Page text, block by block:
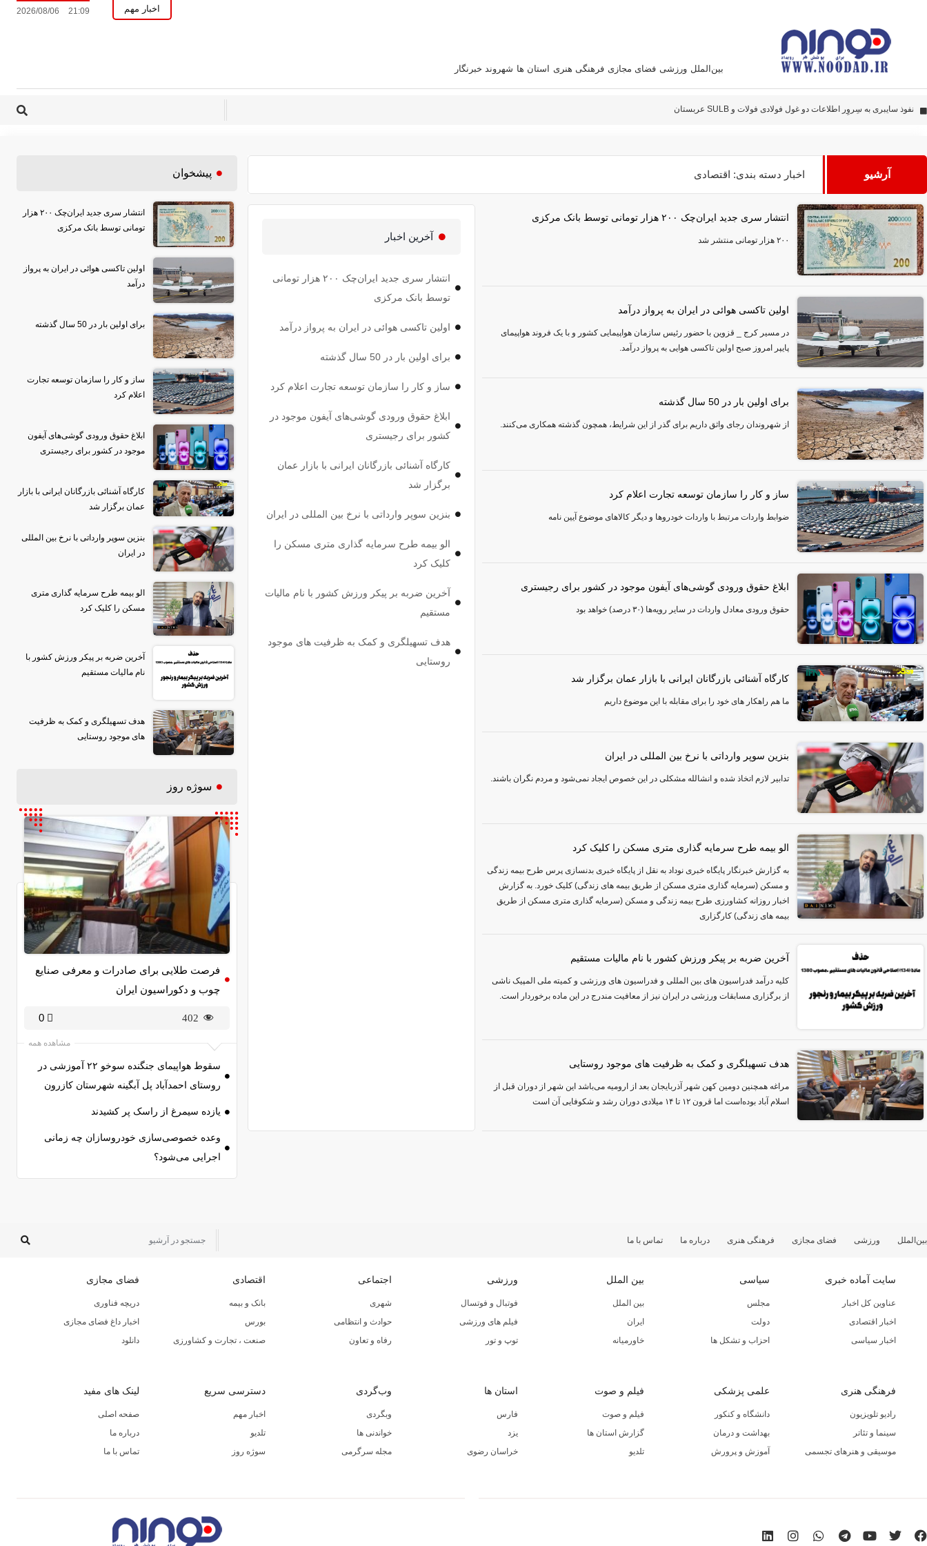
اخبار مهم 21:09
2026/08/06
بین‌الملل ورزشی فضای مجازی فرهنگی هنری استان‌ ها شهروند خبرنگار
نفوذ سایبری به سِروِر اطلاعات دو غول فولادی فولات و SULB عربستان
دادستانی تهران به شخصیت‌های سیاسی و صاحبان تریبون، تذکر داد
این سامانه متخصص زدن هواپیما آمریکائی است
پهپاد‌های ایران به نقاط مهمی اصابت کرده‌اند
آرشیو اخبار دسته بندی: اقتصادی
انتشار سری جدید ایران‌چک ۲۰۰ هزار تومانی توسط بانک مرکزی
۲۰۰ هزار تومانی منتشر شد
اولین تاکسی هوائی در ایران به پرواز درآمد
در مسیر کرج _ قزوین با حضور رئیس سازمان هواپیمایی کشور و با یک فروند هواپیمای
پایپر امروز صبح اولین تاکسی هوایی به پرواز درآمد.
برای اولین بار در 50 سال گذشته
از شهروندان رجای واثق داریم برای گذر از این شرایط، همچون گذشته همکاری می‌کنند.
ساز و کار را سازمان توسعه تجارت اعلام کرد
ضوابط واردات مرتبط با واردات خودرو‌ها و دیگر کالا‌های موضوع آیین نامه
ابلاغ حقوق ورودی گوشی‌های آیفون موجود در کشور برای رجیستری
حقوق ورودی معادل واردات در سایر رویه‌ها (۳۰ درصد) خواهد بود
کارگاه آشنائی بازرگانان ایرانی با بازار عمان برگزار شد
ما هم راهکار های خود را برای مقابله با این موضوع داریم
بنزین سوپر وارداتی با نرخ بین المللی در ایران
تدابیر لازم اتخاذ شده و انشالله مشکلی در این خصوص ایجاد نمی‌شود و مردم نگران باشند.
الو بیمه طرح سرمایه گذاری متری مسکن را کلیک کرد
به گزارش خبرنگار پایگاه خبری نوداد به نقل از پایگاه خبری بدنسازی پرس طرح بیمه زندگی
و مسکن (سرمایه گذاری متری مسکن از طریق بیمه های زندگی) کلیک خورد. به گزارش
اخبار روزانه کشاورزی طرح بیمه زندگی و مسکن (سرمایه گذاری متری مسکن از طریق
بیمه های زندگی) کارگزاری
آخرین ضربه بر پیکر ورزش کشور با نام مالیات مستقیم
کلیه درآمد فدراسیون های بین المللی و فدراسیون های ورزشی و کمیته ملی المپیک ناشی
از برگزاری مسابقات ورزشی در ایران نیز از معافیت مندرج در این ماده برخوردار است.
هدف تسهیلگری و کمک به ظرفیت های موجود روستایی
مراغه همچنین دومین کهن شهر آذربایجان بعد از ارومیه می‌باشد این شهر از دوران قبل از
اسلام آباد بوده‌است اما قرون ۱۲ تا ۱۴ میلادی دوران رشد و شکوفایی آن است
آخرین اخبار
انتشار سری جدید ایران‌چک ۲۰۰ هزار تومانی
توسط بانک مرکزی
اولین تاکسی هوائی در ایران به پرواز درآمد
برای اولین بار در 50 سال گذشته
ساز و کار را سازمان توسعه تجارت اعلام کرد
ابلاغ حقوق ورودی گوشی‌های آیفون موجود در
کشور برای رجیستری
کارگاه آشنائی بازرگانان ایرانی با بازار عمان
برگزار شد
بنزین سوپر وارداتی با نرخ بین المللی در ایران
الو بیمه طرح سرمایه گذاری متری مسکن را
کلیک کرد
آخرین ضربه بر پیکر ورزش کشور با نام مالیات
مستقیم
هدف تسهیلگری و کمک به ظرفیت های موجود
روستایی
پیشخوان
انتشار سری جدید ایران‌چک ۲۰۰ هزار
تومانی توسط بانک مرکزی
اولین تاکسی هوائی در ایران به پرواز
درآمد
برای اولین بار در 50 سال گذشته
ساز و کار را سازمان توسعه تجارت
اعلام کرد
ابلاغ حقوق ورودی گوشی‌های آیفون
موجود در کشور برای رجیستری
کارگاه آشنائی بازرگانان ایرانی با بازار
عمان برگزار شد
بنزین سوپر وارداتی با نرخ بین المللی
در ایران
الو بیمه طرح سرمایه گذاری متری
مسکن را کلیک کرد
آخرین ضربه بر پیکر ورزش کشور با
نام مالیات مستقیم
هدف تسهیلگری و کمک به ظرفیت
های موجود روستایی
سوژه روز
فرصت طلایی برای صادرات و معرفی صنایع
چوب و دکوراسیون ایران
402
0
مشاهده همه
سقوط هواپیمای جنگنده سوخو ۲۲ آموزشی در
روستای احمدآباد پل آبگینه شهرستان کازرون
یازده سیمرغ از راسک پر کشیدند
وعده خصوصی‌سازی خودروسازان چه زمانی
اجرایی می‌شود؟
بین‌الملل ورزشی فضای مجازی فرهنگی هنری درباره ما تماس با ما
سایت آماده خبری
عناوین کل اخبار
اخبار اقتصادی
اخبار سیاسی
سیاسی
مجلس
دولت
احزاب و تشکل ها
بین الملل
بین الملل
ایران
خاورمیانه
ورزشی
فوتبال و فوتسال
فیلم های ورزشی
توپ و تور
اجتماعی
شهری
حوادث و انتظامی
رفاه و تعاون
اقتصادی
بانک و بیمه
بورس
صنعت ، تجارت و کشاورزی
فضای مجازی
دریچه فناوری
اخبار داغ فضای مجازی
دانلود
فرهنگی هنری
رادیو تلویزیون
سینما و تئاتر
موسیقی و هنرهای تجسمی
علمی پزشکی
دانشگاه و کنکور
بهداشت و درمان
آموزش و پرورش
فیلم و صوت
فیلم و صوت
گزارش استان ها
تلدیو
استان ها
فارس
یزد
خراسان رضوی
وب‌گردی
وبگردی
خواندنی ها
مجله سرگرمی
دسترسی سریع
اخبار مهم
تلدیو
سوژه روز
لینک های مفید
صفحه اصلی
درباره ما
تماس با ما